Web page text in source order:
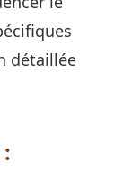
détaillée